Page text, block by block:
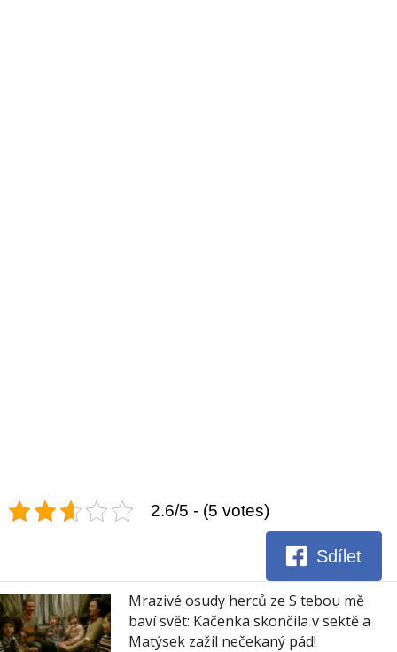
2.6/5 - (5 votes)
Sdílet
Mrazivé osudy herců ze S tebou mě
baví svět: Kačenka skončila v sektě a
Matýsek zažil nečekaný pád!